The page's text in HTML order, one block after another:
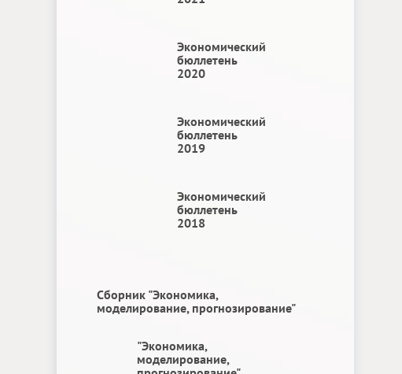
Экономический
бюллетень
2020
Экономический
бюллетень
2019
Экономический
бюллетень
2018
Сборник "Экономика,
моделирование, прогнозирование"
"Экономика,
моделирование,